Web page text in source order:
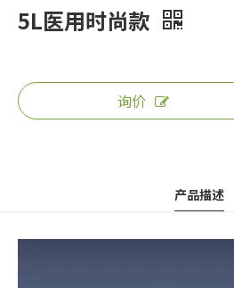
5L医用时尚款
询价
产品描述